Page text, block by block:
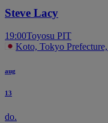
Steve Lacy
19:00Toyosu PIT
Koto, Tokyo Prefecture,
aug
13
do.